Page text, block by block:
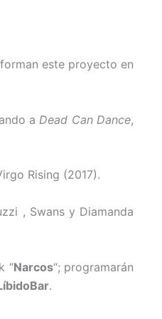
este proyecto en
a Dead Can Dance,
Rising (2017).
, Swans y Diamanda
“Narcos“; programarán
Bar.